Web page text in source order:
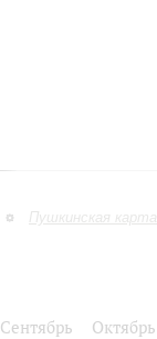
Пушкинская карта
Сентябрь Октябрь